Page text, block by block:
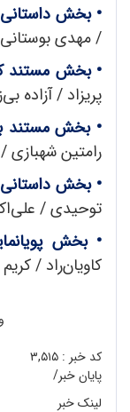
• بخش داستانی
/ مهدی
• بخش مستند
پریزاد / آزاده
• بخش مستند
رامتین شهبازی
• بخش داستانی
توحیدی /
• بخش
کاویان‌راد /
کد خبر : ۳,۵۱۵
پایان خبر/
لینک خبر